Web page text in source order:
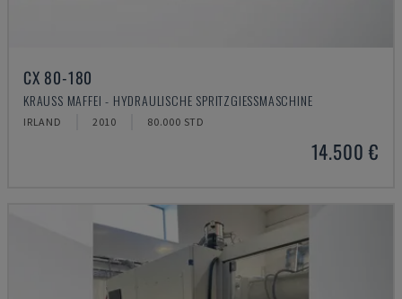
CX 80-180
KRAUSS MAFFEI - HYDRAULISCHE SPRITZGIESSMASCHINE
IRLAND 2010 80.000 STD
14.500 €